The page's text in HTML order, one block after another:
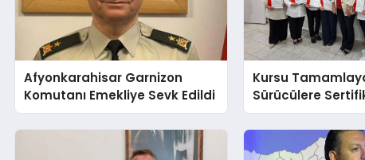
Afyonkarahisar Garnizon
Komutanı Emekliye Sevk Edildi
Kursu
Sürücülere